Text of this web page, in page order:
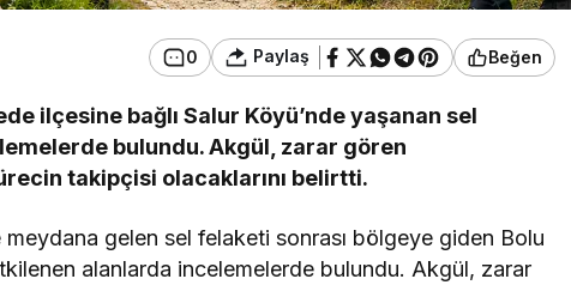
0 Paylaş Beğen
ilçesine bağlı Salur Köyü’nde yaşanan sel
bulundu. Akgül, zarar gören
takipçisi olacaklarını belirtti.
meydana gelen sel felaketi sonrası bölgeye giden Bolu
alanlarda incelemelerde bulundu. Akgül, zarar